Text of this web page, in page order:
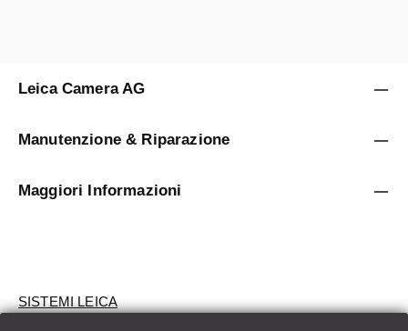
Leica Camera AG
Manutenzione & Riparazione
Maggiori Informazioni
SISTEMI LEICA